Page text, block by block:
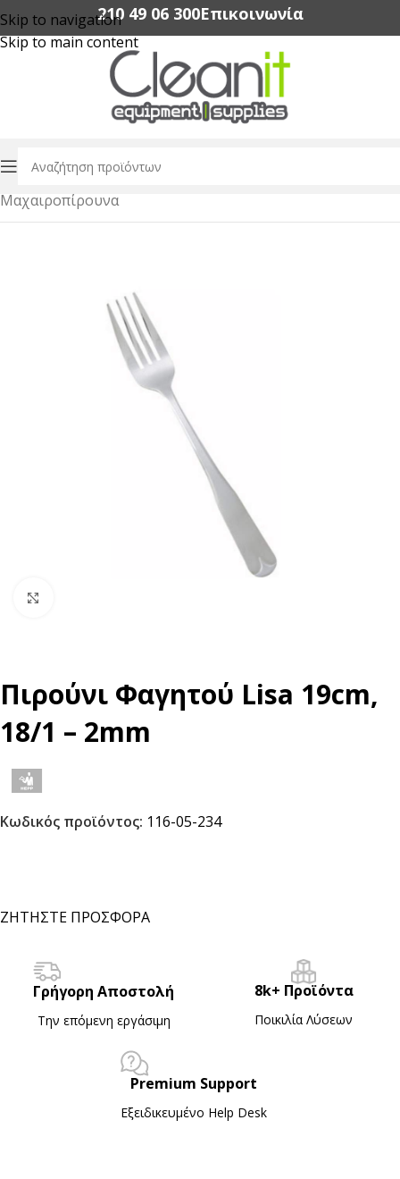
Skip to navigation
Skip to main content
210 49 06 300‬Επικοινωνία
Αρχική σελίδα/Εξοπλισμός Εστίασης
Μαχαιροπίρουνα
Πιρούνι Φαγητού Lisa 19cm,
18/1 – 2mm
Κωδικός προϊόντος: 116-05-234
ΖΗΤΗΣΤΕ ΠΡΟΣΦΟΡΑ
Γρήγορη Αποστολή
Την επόμενη εργάσιμη
8k+ Προϊόντα
Ποικιλία Λύσεων
Premium Support
Εξειδικευμένο Ηelp Desk